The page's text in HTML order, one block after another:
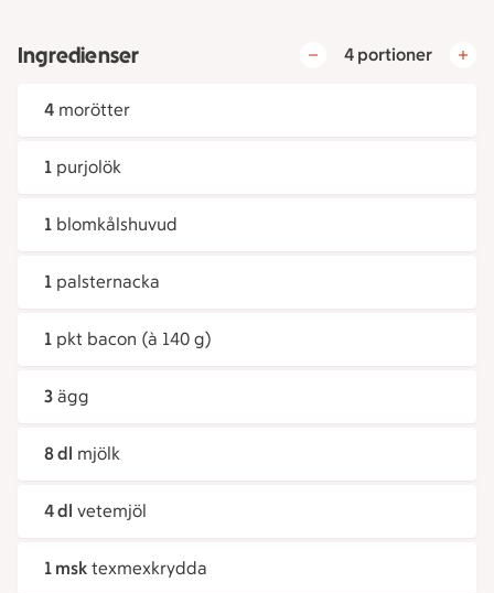
Ingredienser 4 portioner
4 morötter
1 purjolök
1 blomkålshuvud
1 palsternacka
1 pkt bacon (à 140 g)
3 ägg
8 dl mjölk
4 dl vetemjöl
1 msk texmexkrydda